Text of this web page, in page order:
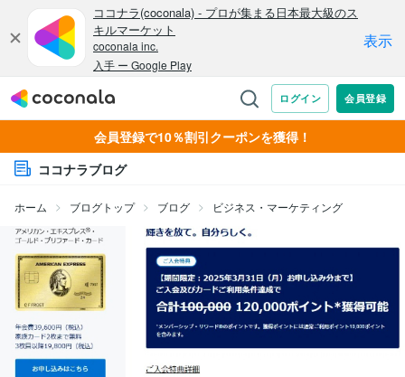
会員登録で10％割引クーポンを獲得！
ココナラブログ
ホーム ブログトップ ブログ ビジネス・マーケティング